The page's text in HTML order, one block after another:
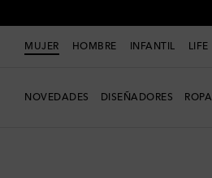
MUJER HOMBRE INFANTIL LIFE
NOVEDADES DISEÑADORES ROPA